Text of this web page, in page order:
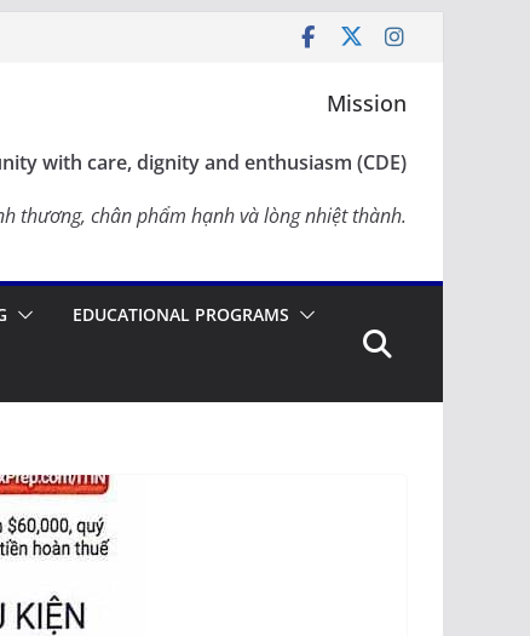
Mission
with care, dignity and enthusiasm (CDE)
thương, chân phẩm hạnh và lòng nhiệt thành.
EDUCATIONAL PROGRAMS